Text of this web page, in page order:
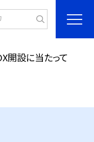
開設に当たって